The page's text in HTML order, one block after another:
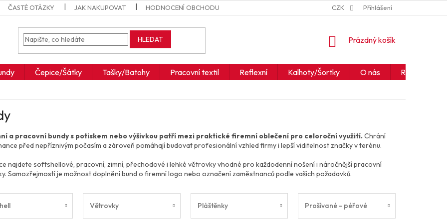
ČASTÉ OTÁZKY JAK NAKUPOVAT HODNOCENÍ OBCHODU JAK ČÍST IKONY A SYMBOLY OBCHODNÍ
CZK Přihlášení
HLEDAT
NÁKUPNÍ
Prázdný košík
Čepice/Šátky Tašky/Batohy Pracovní textil Reflexní Kalhoty/Šortky O nás Realizace
a pracovní bundy s potiskem nebo výšivkou patří mezi praktické firemní oblečení pro celoroční využití.Chrání
před nepříznivým počasím a zároveň pomáhají budovat profesionální vzhled firmy i lepší viditelnost značky v terénu.
najdete softshellové, pracovní, zimní, přechodové i lehké větrovky vhodné pro každodenní nošení i náročnější pracovní
Samozřejmostí je možnost doplnění bund o firemní logo nebo označení zaměstnanců podle vašich požadavků.
Větrovky Pláštěnky Prošívané - péřové